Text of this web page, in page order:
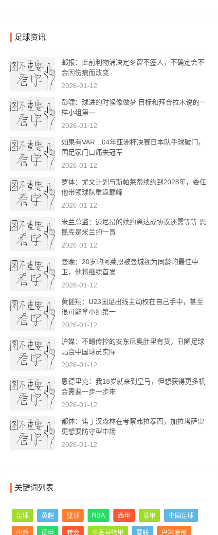
足球资讯
邮报：此前利物浦决定冬窗不签人，不确定会不
会因伤病而改变
2026-01-12
彭啸：球进的时候像做梦 目标和拜合拉木说的一
样小组第一
2026-01-12
如果有VAR…04年亚洲杯决赛日本队手球破门，
国足家门口痛失冠军
2026-01-12
罗体：尤文计划与斯帕莱蒂续约到2028年，委任
他带领球队重返巅峰
2026-01-12
米兰总监：迈尼昂的续约离达成协议还需等等 恩
昆库是米兰的一员
2026-01-12
曼晚：20岁的阿莱恩被曼城视为同龄的最佳中
卫，他将继续首发
2026-01-12
黄健翔：U23国足出线主动权在自己手中，甚至
很可能拿小组第一
2026-01-12
沪媒：不踢传控的安东尼奥肚里有货，丑陋足球
贴合中国球员实际
2026-01-12
恩德里克：我18岁就来到皇马，但想获得更多机
会需要一步一步来
2026-01-12
都体：诺丁汉森林在考察弗拉泰西，加拉塔萨雷
更想要防守型中场
2026-01-12
关键词列表
足球 英超 篮球 NBA 西甲 意甲 中国足球
中超 德甲 转会 皇家马德里 曼联 巴塞罗那